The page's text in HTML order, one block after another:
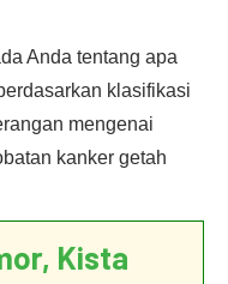
Anda tentang apa
klasifikasi
mengenai
kanker getah
Kista